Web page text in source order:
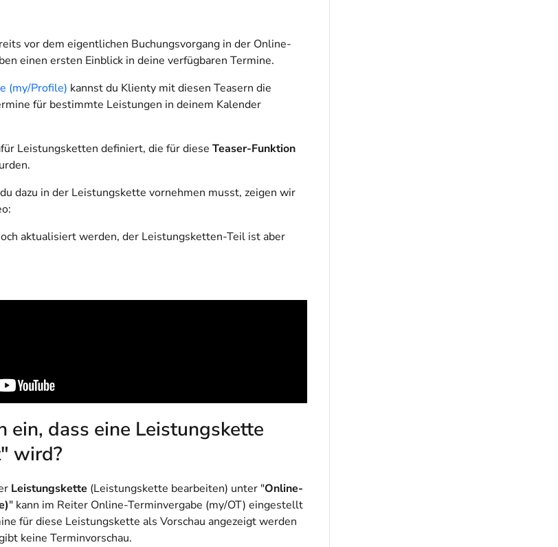
vor dem eigentlichen Buchungsvorgang in der Online-
einen ersten Einblick in deine verfügbaren Termine.
(my/Profile) kannst du Klienty mit diesen Teasern die
für bestimmte Leistungen in deinem Kalender
Leistungsketten definiert, die für diese Teaser-Funktion
dazu in der Leistungskette vornehmen musst, zeigen wir
aktualisiert werden, der Leistungsketten-Teil ist aber
ein, dass eine Leistungskette
wird?
Leistungskette (Leistungskette bearbeiten) unter "Online-
" kann im Reiter Online-Terminvergabe (my/OT) eingestellt
für diese Leistungskette als Vorschau angezeigt werden
keine Terminvorschau.